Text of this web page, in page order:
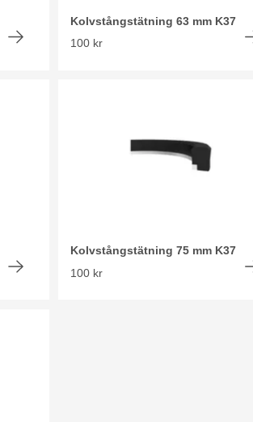
Kolvstångstätning 63 mm K37
100 kr
Kolvstångstätning 75 mm K37
100 kr